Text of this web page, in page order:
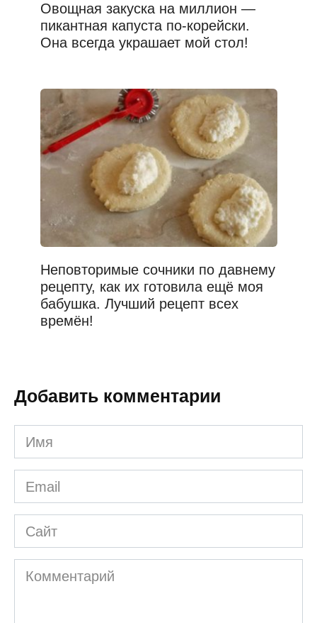
Овощная закуска на миллион —
пикантная капуста по-корейски.
Она всегда украшает мой стол!
Неповторимые сочники по давнему
рецепту, как их готовила ещё моя
бабушка. Лучший рецепт всех
времён!
Добавить комментарии
Имя
*
Email
*
Сайт
Комментарий